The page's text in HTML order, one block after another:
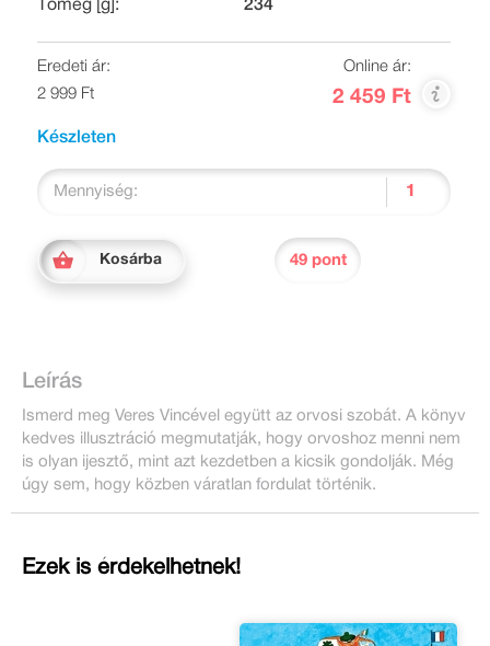
Tömeg [g]:
234
Eredeti ár:
2 999 Ft
Online ár:
2 459 Ft
Készleten
Mennyiség:
Kosárba 49 pont
Leírás
Ismerd meg Veres Vincével együtt az orvosi szobát. A könyv
kedves illusztráció megmutatják, hogy orvoshoz menni nem
is olyan ijesztő, mint azt kezdetben a kicsik gondolják. Még
úgy sem, hogy közben váratlan fordulat történik.
Ezek is érdekelhetnek!